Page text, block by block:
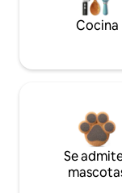
Cocina
Se